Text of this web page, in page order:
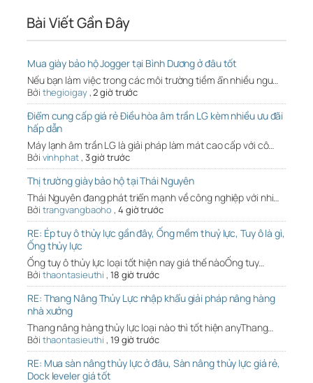
Bài Viết Gần Đây
Mua giày bảo hộ Jogger tại Bình Dương ở đâu tốt
Nếu bạn làm việc trong các môi trường tiềm ẩn nhiều ngu…
Bởi thegioigay,2 giờ trước
Điểm cung cấp giá rẻ Điều hòa âm trần LG kèm nhiều ưu đãi
hấp dẫn
Máy lạnh âm trần LG là giải pháp làm mát cao cấp với cô…
Bởi vinhphat, 3 giờ trước
Thị trường giày bảo hộ tại Thái Nguyên
Thái Nguyên đang phát triển mạnh về công nghiệp với nhi…
Bởi trangvangbaoho , 4 giờ trước
RE: Ép tuy ô thủy lực gần đây, Ống mềm thuỷ lực, Tuy ô là gì,
Ống thủy lực
Ống tuy ô thủy lực loại tốt hiện nay giá thế nàoỐng tuy…
Bởi thaontasieuthi , 18 giờ trước
RE: Thang Nâng Thủy Lực nhập khẩu giải pháp nâng hàng
nhà xưởng
Thang nâng hàng thủy lực loại nào thì tốt hiện anyThang…
Bởi thaontasieuthi , 19 giờ trước
RE: Mua sàn nâng thủy lực ở đâu, Sàn nâng thủy lực giá rẻ,
Dock leveler giá tốt